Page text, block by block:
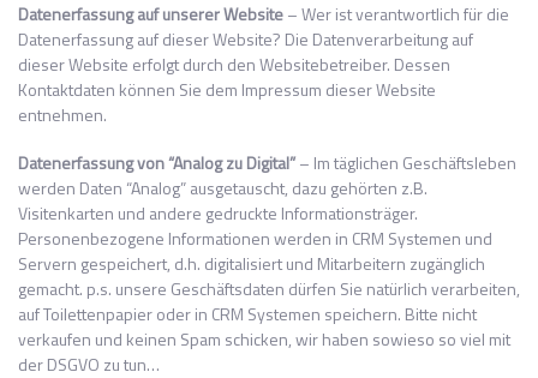
Datenerfassung auf unserer Website– Wer ist verantwortlich für die
Datenerfassung auf dieser Website? Die Datenverarbeitung auf
dieser Website erfolgt durch den Websitebetreiber. Dessen
Kontaktdaten können Sie dem Impressum dieser Website
entnehmen.
Datenerfassung von “Analog zu Digital”– Im täglichen Geschäftsleben
werden Daten “Analog” ausgetauscht, dazu gehörten z.B.
Visitenkarten und andere gedruckte Informationsträger.
Personenbezogene Informationen werden in CRM Systemen und
Servern gespeichert, d.h. digitalisiert und Mitarbeitern zugänglich
gemacht. p.s. unsere Geschäftsdaten dürfen Sie natürlich verarbeiten,
auf Toilettenpapier oder in CRM Systemen speichern. Bitte nicht
verkaufen und keinen Spam schicken, wir haben sowieso so viel mit
der DSGVO zu tun…